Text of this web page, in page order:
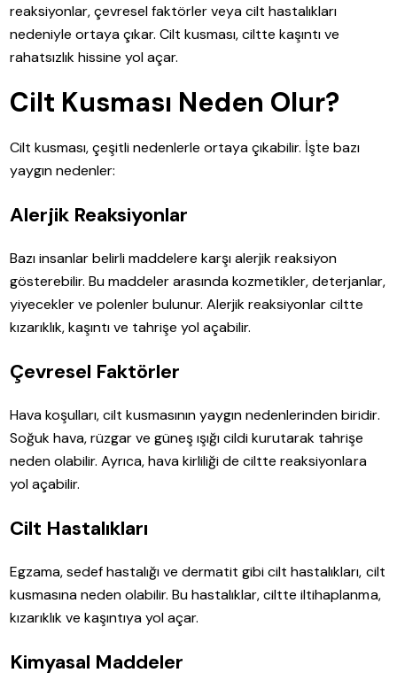
reaksiyonlar, çevresel faktörler veya cilt hastalıkları
nedeniyle ortaya çıkar. Cilt kusması, ciltte kaşıntı ve
rahatsızlık hissine yol açar.
Cilt Kusması Neden Olur?
Cilt kusması, çeşitli nedenlerle ortaya çıkabilir. İşte bazı
yaygın nedenler:
Alerjik Reaksiyonlar
Bazı insanlar belirli maddelere karşı alerjik reaksiyon
gösterebilir. Bu maddeler arasında kozmetikler, deterjanlar,
yiyecekler ve polenler bulunur. Alerjik reaksiyonlar ciltte
kızarıklık, kaşıntı ve tahrişe yol açabilir.
Çevresel Faktörler
Hava koşulları, cilt kusmasının yaygın nedenlerinden biridir.
Soğuk hava, rüzgar ve güneş ışığı cildi kurutarak tahrişe
neden olabilir. Ayrıca, hava kirliliği de ciltte reaksiyonlara
yol açabilir.
Cilt Hastalıkları
Egzama, sedef hastalığı ve dermatit gibi cilt hastalıkları, cilt
kusmasına neden olabilir. Bu hastalıklar, ciltte iltihaplanma,
kızarıklık ve kaşıntıya yol açar.
Kimyasal Maddeler